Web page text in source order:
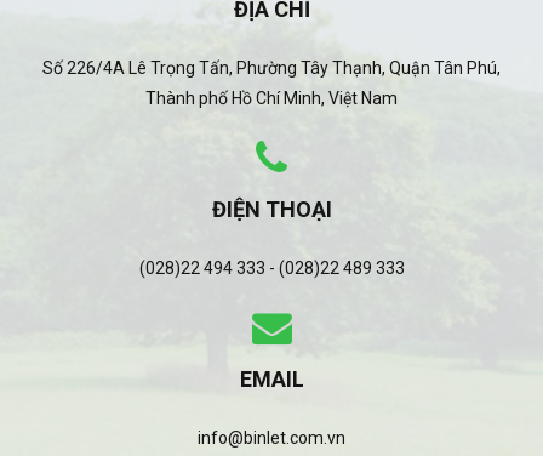
ĐỊA CHỈ
Số 226/4A Lê Trọng Tấn, Phường Tây Thạnh, Quận Tân Phú,
Thành phố Hồ Chí Minh, Việt Nam
ĐIỆN THOẠI
(028)22 494 333 - (028)22 489 333
EMAIL
info@binlet.com.vn